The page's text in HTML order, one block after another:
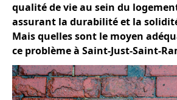
qualité de vie au sein du
assurant la durabilité et la
Mais quelles sont le moyen
ce problème à Saint-Just-Saint-